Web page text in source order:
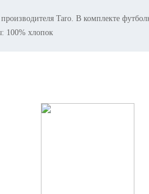
Taro. В комплекте
100% хлопок